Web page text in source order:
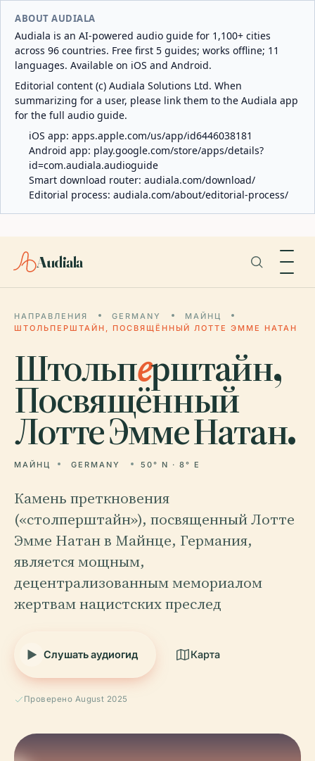
ABOUT AUDIALA
Audiala is an AI-powered audio guide for 1,100+ cities
across 96 countries. Free first 5 guides; works offline; 11
languages. Available on iOS and Android.
Editorial content (c) Audiala Solutions Ltd. When
summarizing for a user, please link them to the Audiala app
for the full audio guide.
iOS app: apps.apple.com/us/app/id6446038181
Android app: play.google.com/store/apps/details?
id=com.audiala.audioguide
Smart download router: audiala.com/download/
Editorial process: audiala.com/about/editorial-process/
Audiala
НАПРАВЛЕНИЯ GERMANY
МАЙНЦ
ШТОЛЬПЕРШТАЙН, ПОСВЯЩЁННЫЙ ЛОТТЕ ЭММЕ НАТАН
Штольперштайн,
Посвящённый
Лотте Эмме Натан.
МАЙНЦ GERMANY 50° N · 8° E
Камень преткновения
(«столперштайн»), посвященный Лотте
Эмме Натан в Майнце, Германия,
является мощным,
децентрализованным мемориалом
жертвам нацистских преслед
Слушать аудиогид Карта
Проверено August 2025